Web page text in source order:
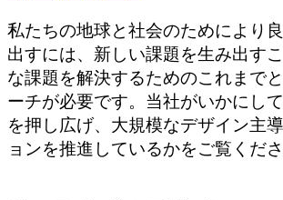
私たちの地球と社会のためにより
出すには、新しい課題を生み出す
な課題を解決するためのこれまで
ーチが必要です。当社がいかにし
を押し広げ、大規模なデザイン主
ョンを推進しているかをご覧くださ